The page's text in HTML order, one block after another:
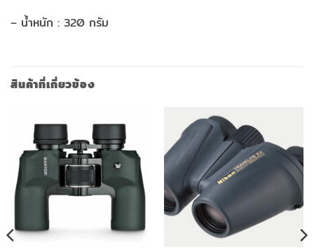
– น้ำหนัก : 320 กรัม
สินค้าที่เกี่ยวข้อง